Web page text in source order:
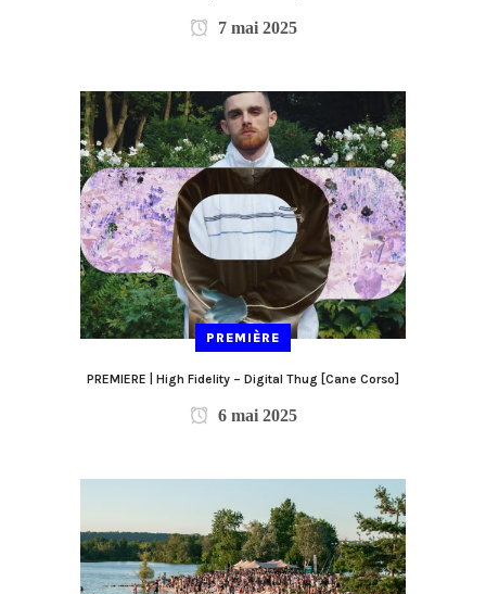
7 mai 2025
PREMIÈRE
PREMIERE | High Fidelity – Digital Thug [Cane Corso]
6 mai 2025